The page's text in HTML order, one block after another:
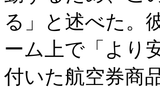
る」と述べた。
ーム上で「より
付いた航空券商